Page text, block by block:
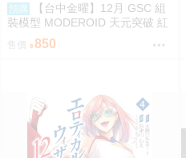
預購
【台中金曜】12月 GSC 組
裝模型 MODEROID 天元突破 紅
蓮螺巖 紅蓮螺巖 再版 0904
850